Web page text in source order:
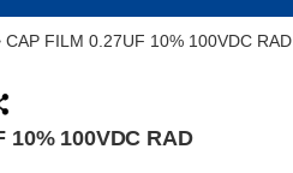
CAP FILM 0.27UF 10% 100VDC RAD
10% 100VDC RAD